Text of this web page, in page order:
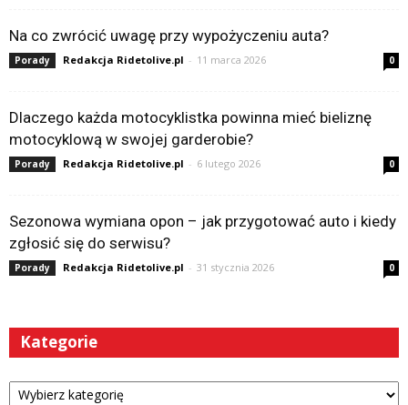
Na co zwrócić uwagę przy wypożyczeniu auta?
Porady Redakcja Ridetolive.pl - 11 marca 2026 0
Dlaczego każda motocyklistka powinna mieć bieliznę
motocyklową w swojej garderobie?
Porady Redakcja Ridetolive.pl - 6 lutego 2026 0
Sezonowa wymiana opon – jak przygotować auto i kiedy
zgłosić się do serwisu?
Porady Redakcja Ridetolive.pl - 31 stycznia 2026 0
Kategorie
Kategorie